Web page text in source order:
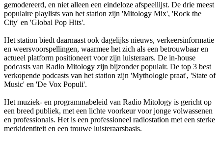
gemodereerd, en niet alleen een eindeloze afspeellijst. De drie meest
populaire playlists van het station zijn 'Mitology Mix', 'Rock the
City' en 'Global Pop Hits'.
Het station biedt daarnaast ook dagelijks nieuws, verkeersinformatie
en weersvoorspellingen, waarmee het zich als een betrouwbaar en
actueel platform positioneert voor zijn luisteraars. De in-house
podcasts van Radio Mitology zijn bijzonder populair. De top 3 best
verkopende podcasts van het station zijn 'Mythologie praat', 'State of
Music' en 'De Vox Populi'.
Het muziek- en programmabeleid van Radio Mitology is gericht op
een breed publiek, met een lichte voorkeur voor jonge volwassenen
en professionals. Het is een professioneel radiostation met een sterke
merkidentiteit en een trouwe luisteraarsbasis.